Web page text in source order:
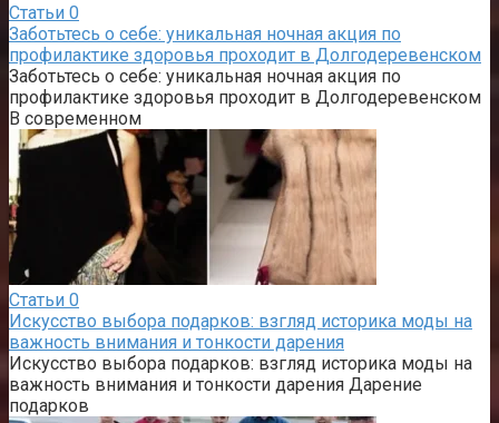
Статьи 0
Заботьтесь о себе: уникальная ночная акция по
профилактике здоровья проходит в Долгодеревенском
Заботьтесь о себе: уникальная ночная акция по
профилактике здоровья проходит в Долгодеревенском
В современном
Статьи 0
Искусство выбора подарков: взгляд историка моды на
важность внимания и тонкости дарения
Искусство выбора подарков: взгляд историка моды на
важность внимания и тонкости дарения Дарение
подарков